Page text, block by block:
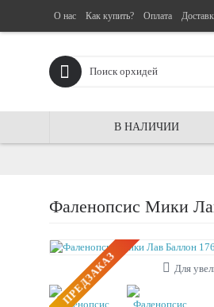
О нас Как купить? Оплата
В НАЛИЧИИ
Фаленопсис Мики
ПРЕДЗАКАЗ Для